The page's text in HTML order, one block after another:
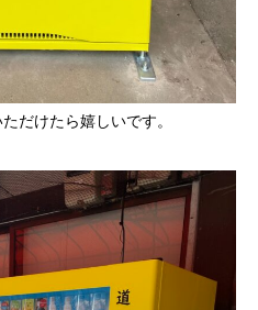
だけたら嬉しいです。